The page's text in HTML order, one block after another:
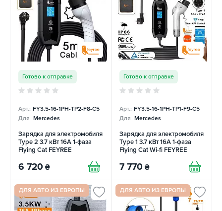
Готово к отправке
Арт.: FY3.5-16-1PH-TP2-F8-C5
Для Mercedes
Зарядка для электромобиля
Type 2 3.7 кВт 16А 1-фаза
Flying Cat FEYREE
6 720 ₴
Готово к отправке
Арт.: FY3.5-16-1PH-TP1-F9-C5
Для Mercedes
Зарядка для электромобиля
Type 1 3.7 кВт 16А 1-фаза
Flying Cat Wi-fi FEYREE
7 770 ₴
ДЛЯ АВТО ИЗ ЕВРОПЫ ДЛЯ АВТО ИЗ ЕВРОПЫ